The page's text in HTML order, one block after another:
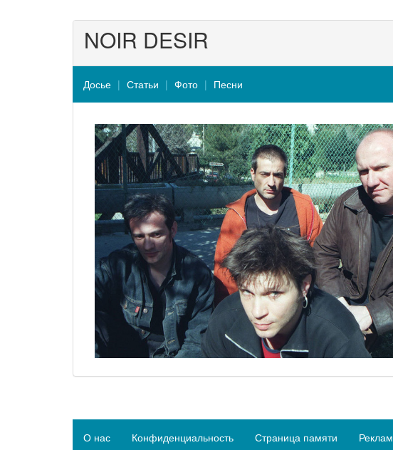
NOIR DESIR
Досье Статьи Фото Песни
О нас Конфиденциальность Страница памяти